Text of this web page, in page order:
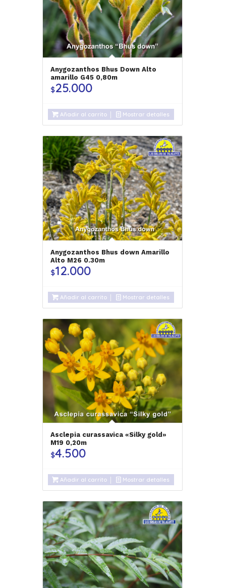
Anygozanthos Bhus Down Alto
amarillo G45 0,80m
$25.000
Añadir al carrito Mostrar detalles
Anygozanthos Bhus down Amarillo
Alto M26 0.30m
$12.000
Añadir al carrito Mostrar detalles
Asclepia curassavica «Silky gold»
M19 0,20m
$4.500
Añadir al carrito Mostrar detalles